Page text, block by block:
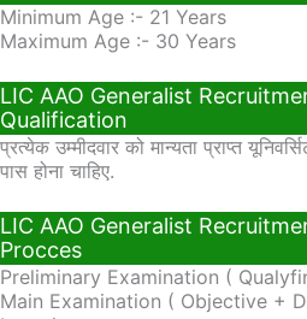
Minimum Age :- 21 Years
Maximum Age :- 30 Years
LIC AAO Generalist
Qualification
प्रत्येक उम्मीदवार को मान्यता प्राप्त
पास होना चाहिए.
LIC AAO Generalist
Procces
Preliminary Examination (
Main Examination ( Objective +